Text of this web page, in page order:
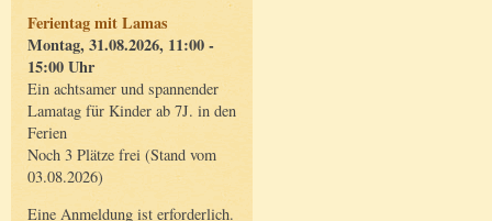
Ferientag mit Lamas
Montag, 31.08.2026, 11:00 -
15:00 Uhr
Ein achtsamer und spannender
Lamatag für Kinder ab 7J. in den
Ferien
Noch 3 Plätze frei (Stand vom
03.08.2026)
Eine Anmeldung ist erforderlich.